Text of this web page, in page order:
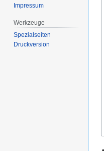
Impressum
Werkzeuge
Spezialseiten
Druckversion